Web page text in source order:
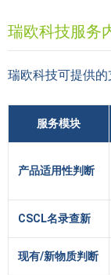
瑞欧科技服务
瑞欧科技可提供的
服务模块
产品适用性判断
CSCL名录查新
现有/新物质判断